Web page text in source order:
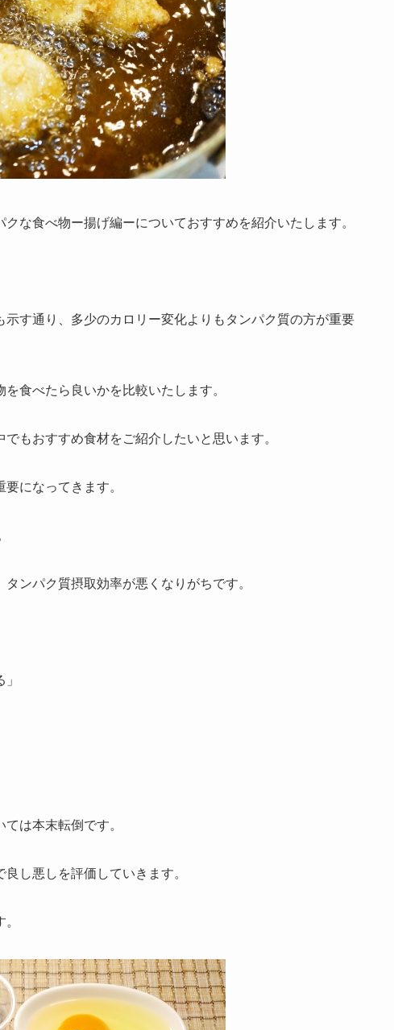
な食べ物ー揚げ編ーについておすすめを紹介いたします。
す通り、多少のカロリー変化よりもタンパク質の方が重要
食べたら良いかを比較いたします。
もおすすめ食材をご紹介したいと思います。
になってきます。
ンパク質摂取効率が悪くなりがちです。
は本末転倒です。
し悪しを評価していきます。